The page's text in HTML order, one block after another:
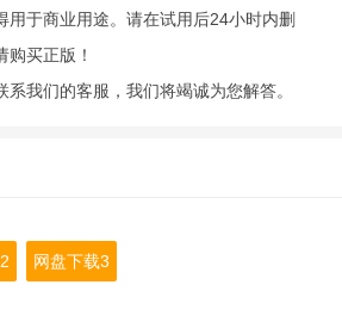
用于商业用途。请在试用后24小时内删
购买正版！
我们的客服，我们将竭诚为您解答。
网盘下载3